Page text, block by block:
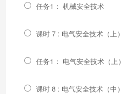
任务1： 机械安全技术
课时 7 : 电气安全技术（上）
任务1： 电气安全技术（上）
课时 8 : 电气安全技术（中）